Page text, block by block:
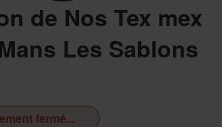
de Nos Tex mex
Les Sablons
fermé...